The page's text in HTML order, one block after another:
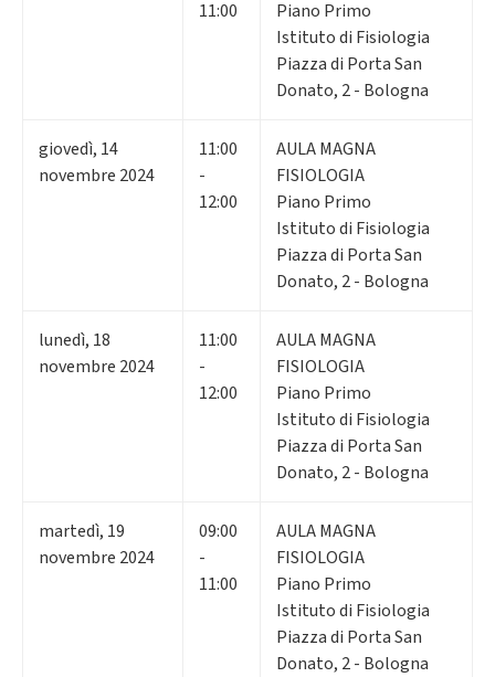
11:00
Piano Primo
Istituto di Fisiologia
Piazza di Porta San
Donato, 2 - Bologna
giovedì, 14
novembre 2024
11:00
-
12:00
AULA MAGNA
FISIOLOGIA
Piano Primo
Istituto di Fisiologia
Piazza di Porta San
Donato, 2 - Bologna
lunedì, 18
novembre 2024
11:00
-
12:00
AULA MAGNA
FISIOLOGIA
Piano Primo
Istituto di Fisiologia
Piazza di Porta San
Donato, 2 - Bologna
martedì, 19
novembre 2024
09:00
-
11:00
AULA MAGNA
FISIOLOGIA
Piano Primo
Istituto di Fisiologia
Piazza di Porta San
Donato, 2 - Bologna